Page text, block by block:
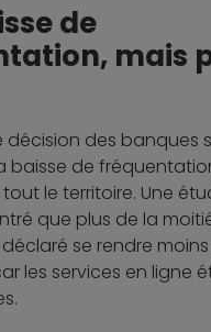
de
mais
décision des banques
baisse de
le territoire. Une
que plus de la
se rendre
les services en ligne